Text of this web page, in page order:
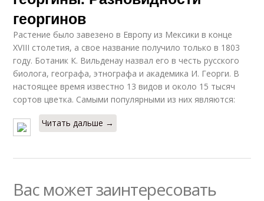
георгинов
Растение было завезено в Европу из Мексики в конце
XVIII столетия, а свое название получило только в 1803
году. Ботаник К. Вильденау назвал его в честь русского
биолога, географа, этнографа и академика И. Георги. В
настоящее время известно 13 видов и около 15 тысяч
сортов цветка. Самыми популярными из них являются:
Читать дальше →
Вас может заинтересовать